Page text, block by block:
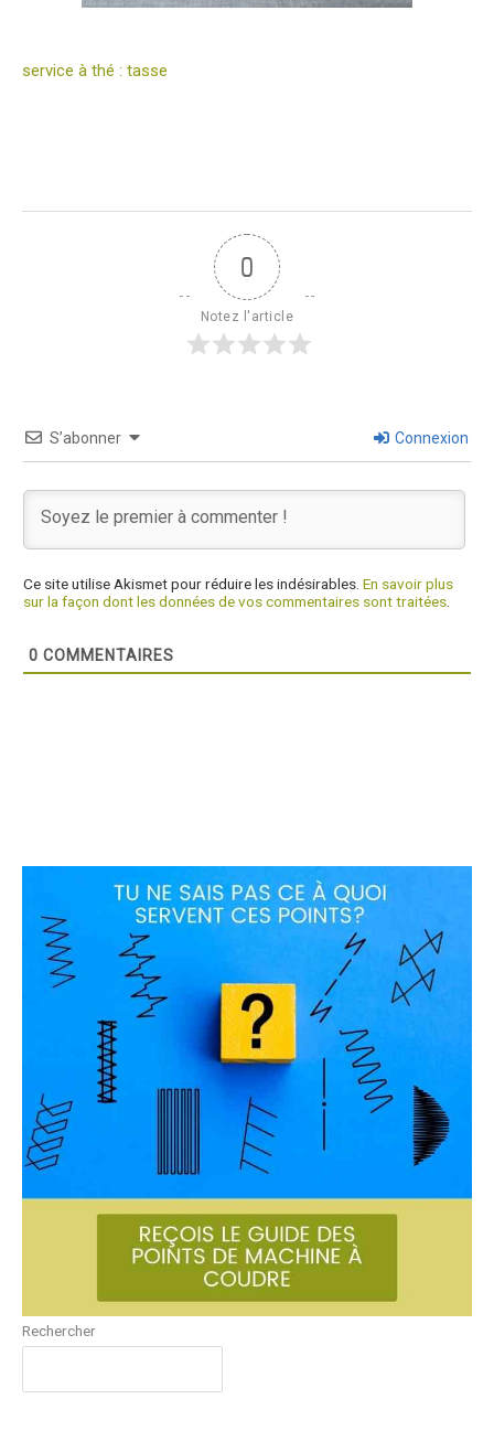
service à thé : tasse
0
Notez l'article
S’abonner Connexion
Ce site utilise Akismet pour réduire les indésirables. En savoir plus
sur la façon dont les données de vos commentaires sont traitées.
0 COMMENTAIRES
Rechercher